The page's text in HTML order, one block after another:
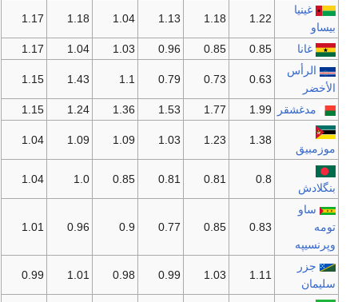
غينيا
بيساو
1.22
1.18
1.13
1.04
1.18
1.17
غانا 0.85
0.85
0.96
1.03
1.04
1.17
الرأس
الأخضر
0.63
0.73
0.79
1.1
1.43
1.15
مدغشقر 1.99
1.77
1.53
1.36
1.24
1.15
موزمبيق
1.38
1.23
1.03
1.09
1.09
1.04
بنگلادش
0.8
0.81
0.81
0.85
1.0
1.04
ساو
تومه
وپرنسيپه
0.83
0.85
0.77
0.9
0.96
1.01
جزر
سليمان
1.11
1.03
0.99
0.98
1.01
0.99